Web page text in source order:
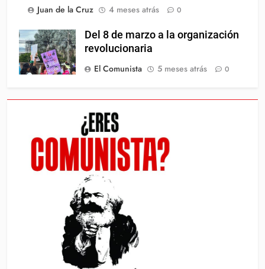
Juan de la Cruz
4 meses atrás 0
Del 8 de marzo a la organización
revolucionaria
El Comunista
5 meses atrás 0